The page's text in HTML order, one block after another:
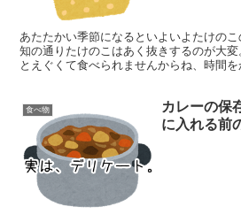
あたたかい季節になるといよいよたけの
知の通りたけのこはあく抜きするのが大
とえぐくて食べられませんからね、時間を
食べ物
カレーの保
に入れる前